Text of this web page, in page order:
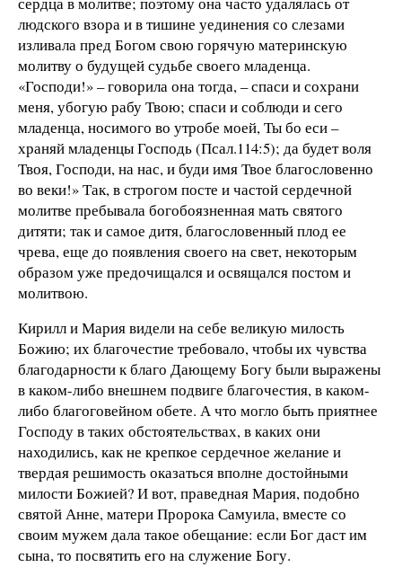
людского взора и в тишине уединения со слезами
изливала пред Богом свою горячую материнскую
молитву о будущей судьбе своего младенца.
«Господи!» – говорила она тогда, – спаси и сохрани
меня, убогую рабу Твою; спаси и соблюди и сего
младенца, носимого во утробе моей, Ты бо еси –
храняй младенцы Господь (Псал.114:5); да будет воля
Твоя, Господи, на нас, и буди имя Твое благословенно
во веки!» Так, в строгом посте и частой сердечной
молитве пребывала богобоязненная мать святого
дитяти; так и самое дитя, благословенный плод ее
чрева, еще до появления своего на свет, некоторым
образом уже предочищался и освящался постом и
молитвою.
Кирилл и Мария видели на себе великую милость
Божию; их благочестие требовало, чтобы их чувства
благодарности к благо Дающему Богу были выражены
в каком-либо внешнем подвиге благочестия, в каком-
либо благоговейном обете. А что могло быть приятнее
Господу в таких обстоятельствах, в каких они
находились, как не крепкое сердечное желание и
твердая решимость оказаться вполне достойными
милости Божией? И вот, праведная Мария, подобно
святой Анне, матери Пророка Самуила, вместе со
своим мужем дала такое обещание: если Бог даст им
сына, то посвятить его на служение Богу.